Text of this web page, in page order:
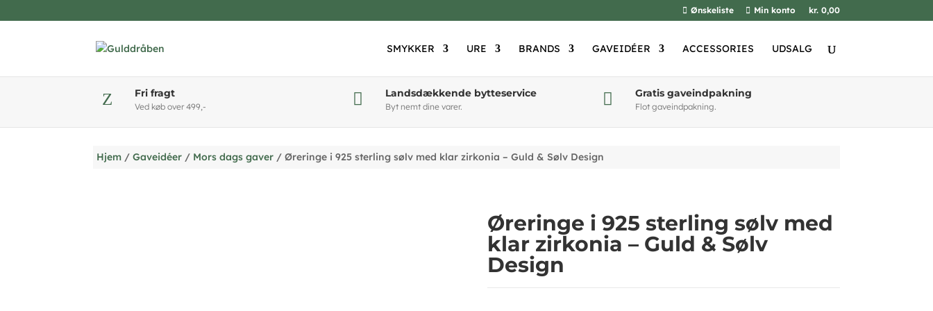
Ønskeliste Min konto kr. 0,00
SMYKKER URE BRANDS GAVEIDÉER ACCESSORIES UDSALG
Z Fri fragt
Ved køb over 499,-  Landsdækkende bytteservice
Byt nemt dine varer.  Gratis gaveindpakning
Flot gaveindpakning.
Hjem /Gaveidéer / Mors dags gaver / Øreringe i 925 sterling sølv med klar zirkonia – Guld & Sølv Design
Øreringe i 925 sterling sølv med
klar zirkonia – Guld & Sølv
Design